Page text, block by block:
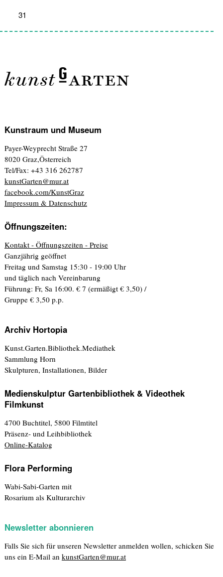
31
Kunstraum und Museum
Payer-Weyprecht Straße 27
8020 Graz,Österreich
Tel/Fax: +43 316 262787
kunstGarten@mur.at
facebook.com/KunstGraz
Impressum & Datenschutz
Öffnungszeiten:
Kontakt - Öffnungszeiten - Preise
Ganzjährig geöffnet
Freitag und Samstag 15:30 - 19:00 Uhr
und täglich nach Vereinbarung
Führung: Fr, Sa 16:00. € 7 (ermäßigt € 3,50) /
Gruppe € 3,50 p.p.
Archiv Hortopia
Kunst.Garten.Bibliothek.Mediathek
Sammlung Horn
Skulpturen, Installationen, Bilder
Medienskulptur Gartenbibliothek & Videothek
Filmkunst
4700 Buchtitel, 5800 Filmtitel
Präsenz- und Leihbibliothek
Online-Katalog
Flora Performing
Wabi-Sabi-Garten mit
Rosarium als Kulturarchiv
Newsletter abonnieren
Falls Sie sich für unseren Newsletter anmelden wollen, schicken Sie
uns ein E-Mail an kunstGarten@mur.at